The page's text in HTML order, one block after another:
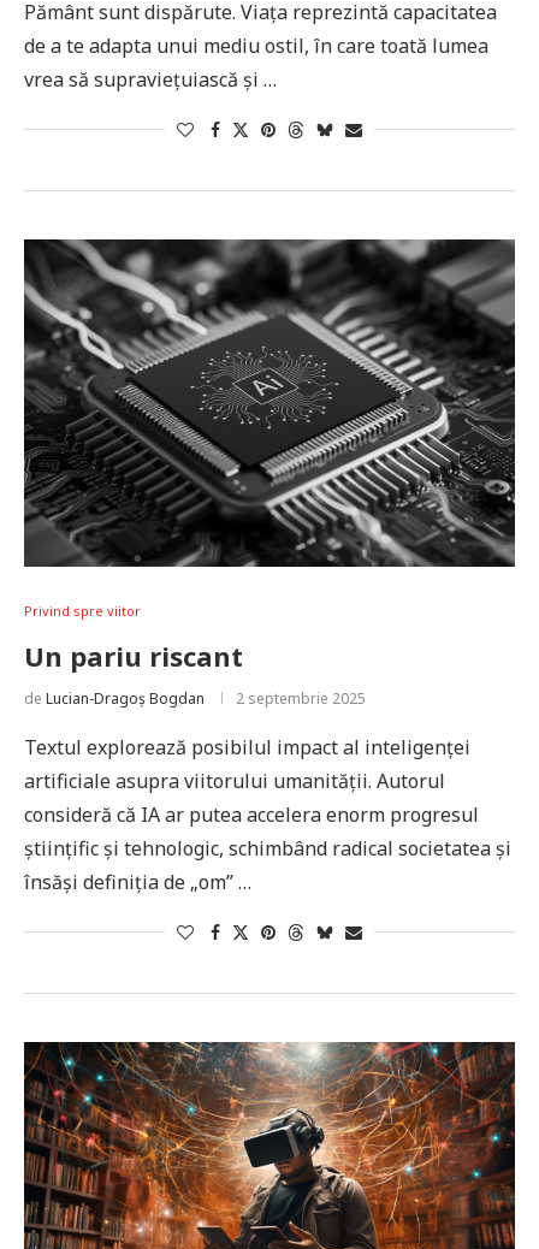
Pământ sunt dispărute. Viața reprezintă capacitatea
de a te adapta unui mediu ostil, în care toată lumea
vrea să supraviețuiască și …
Privind spre viitor
Un pariu riscant
de Lucian-Dragoș Bogdan 2 septembrie 2025
Textul explorează posibilul impact al inteligenței
artificiale asupra viitorului umanității. Autorul
consideră că IA ar putea accelera enorm progresul
științific și tehnologic, schimbând radical societatea și
însăși definiția de „om” …